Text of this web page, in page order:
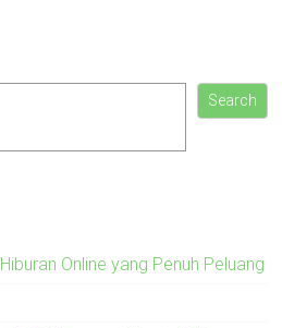
Search
Online yang Penuh Peluang